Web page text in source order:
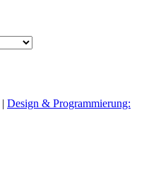
Design & Programmierung: